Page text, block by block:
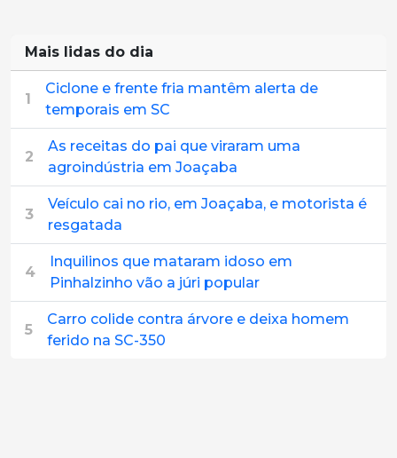
Mais lidas do dia
1
Ciclone e frente fria mantêm alerta de
temporais em SC
2
As receitas do pai que viraram uma
agroindústria em Joaçaba
3
Veículo cai no rio, em Joaçaba, e motorista é
resgatada
4
Inquilinos que mataram idoso em
Pinhalzinho vão a júri popular
5
Carro colide contra árvore e deixa homem
ferido na SC-350